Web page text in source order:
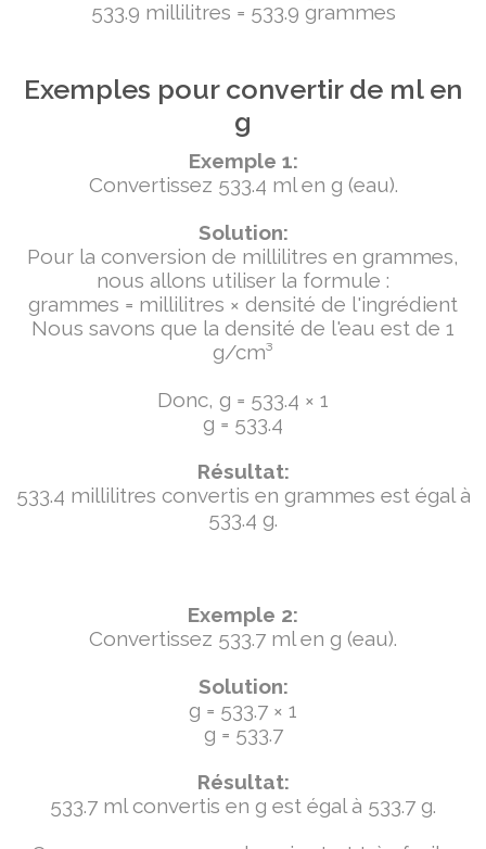
533.9 millilitres = 533.9 grammes
Exemples pour convertir de ml en
g
Exemple 1:
Convertissez 533.4 ml en g (eau).
Solution:
Pour la conversion de millilitres en grammes,
nous allons utiliser la formule :
grammes = millilitres × densité de l'ingrédient
Nous savons que la densité de l'eau est de 1
g/cm³
Donc, g = 533.4 × 1
g = 533.4
Résultat:
533.4 millilitres convertis en grammes est égal à
533.4 g.
Exemple 2:
Convertissez 533.7 ml en g (eau).
Solution:
g = 533.7 × 1
g = 533.7
Résultat:
533.7 ml convertis en g est égal à 533.7 g.